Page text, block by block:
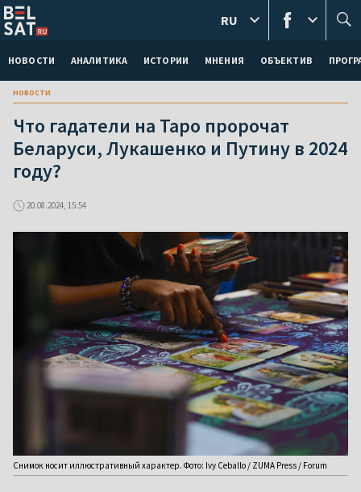
НОВОСТИ АНАЛИТИКА ИСТОРИИ МНЕНИЯ ОБЪЕКТИВ
RU
новости
Что гадатели на Таро пророчат
Беларуси, Лукашенко и Путину в 2024
году?
20.08.2024, 15:54
Снимок носит иллюстративный характер. Фото: Ivy Ceballo / ZUMA Press / Forum